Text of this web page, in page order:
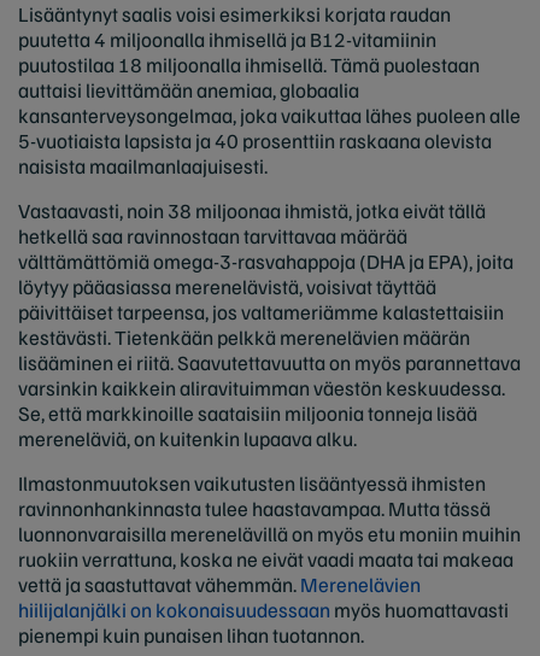
Lisääntynyt saalis voisi esimerkiksi korjata raudan
puutetta 4 miljoonalla ihmisellä ja B12-vitamiinin
puutostilaa 18 miljoonalla ihmisellä. Tämä puolestaan
auttaisi lievittämään anemiaa, globaalia
kansanterveysongelmaa, joka vaikuttaa lähes puoleen alle
5-vuotiaista lapsista ja 40 prosenttiin raskaana olevista
naisista maailmanlaajuisesti.
Vastaavasti, noin 38 miljoonaa ihmistä, jotka eivät tällä
hetkellä saa ravinnostaan tarvittavaa määrää
välttämättömiä omega-3-rasvahappoja (DHA ja EPA), joita
löytyy pääasiassa merenelävistä, voisivat täyttää
päivittäiset tarpeensa, jos valtameriämme kalastettaisiin
kestävästi. Tietenkään pelkkä merenelävien määrän
lisääminen ei riitä. Saavutettavuutta on myös parannettava
varsinkin kaikkein aliravituimman väestön keskuudessa.
Se, että markkinoille saataisiin miljoonia tonneja lisää
mereneläviä, on kuitenkin lupaava alku.
Ilmastonmuutoksen vaikutusten lisääntyessä ihmisten
ravinnonhankinnasta tulee haastavampaa. Mutta tässä
luonnonvaraisilla merenelävillä on myös etu moniin muihin
ruokiin verrattuna, koska ne eivät vaadi maata tai makeaa
vettä ja saastuttavat vähemmän.Merenelävien
hiilijalanjälki on kokonaisuudessaan myös huomattavasti
pienempi kuin punaisen lihan tuotannon.